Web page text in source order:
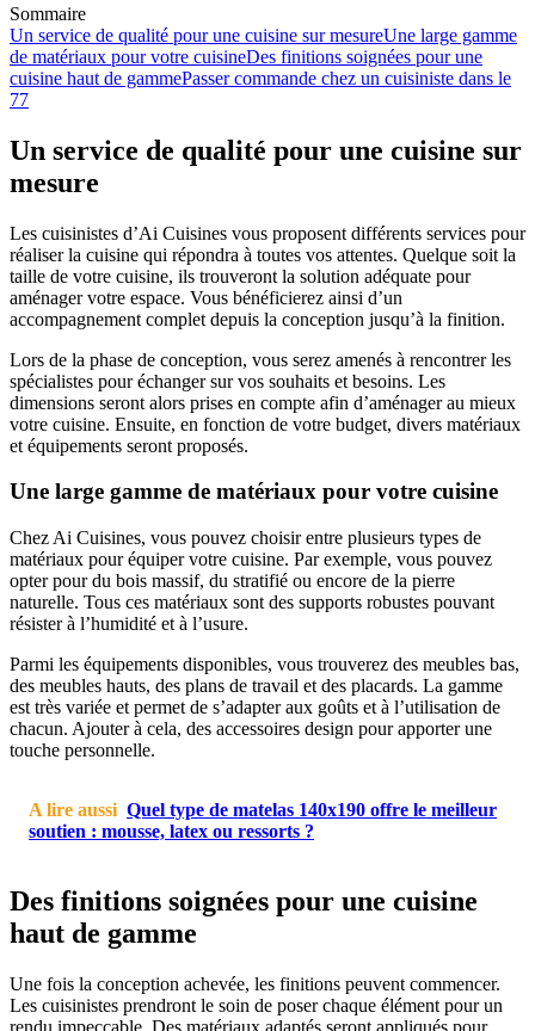
Sommaire
Un service de qualité pour une cuisine sur mesureUne large gamme
de matériaux pour votre cuisineDes finitions soignées pour une
cuisine haut de gammePasser commande chez un cuisiniste dans le
77
Un service de qualité pour une cuisine sur
mesure
Les cuisinistes d’Ai Cuisines vous proposent différents services pour
réaliser la cuisine qui répondra à toutes vos attentes. Quelque soit la
taille de votre cuisine, ils trouveront la solution adéquate pour
aménager votre espace. Vous bénéficierez ainsi d’un
accompagnement complet depuis la conception jusqu’à la finition.
Lors de la phase de conception, vous serez amenés à rencontrer les
spécialistes pour échanger sur vos souhaits et besoins. Les
dimensions seront alors prises en compte afin d’aménager au mieux
votre cuisine. Ensuite, en fonction de votre budget, divers matériaux
et équipements seront proposés.
Une large gamme de matériaux pour votre cuisine
Chez Ai Cuisines, vous pouvez choisir entre plusieurs types de
matériaux pour équiper votre cuisine. Par exemple, vous pouvez
opter pour du bois massif, du stratifié ou encore de la pierre
naturelle. Tous ces matériaux sont des supports robustes pouvant
résister à l’humidité et à l’usure.
Parmi les équipements disponibles, vous trouverez des meubles bas,
des meubles hauts, des plans de travail et des placards. La gamme
est très variée et permet de s’adapter aux goûts et à l’utilisation de
chacun. Ajouter à cela, des accessoires design pour apporter une
touche personnelle.
A lire aussi Quel type de matelas 140x190 offre le meilleur
soutien : mousse, latex ou ressorts ?
Des finitions soignées pour une cuisine
haut de gamme
Une fois la conception achevée, les finitions peuvent commencer.
Les cuisinistes prendront le soin de poser chaque élément pour un
rendu impeccable. Des matériaux adaptés seront appliqués pour